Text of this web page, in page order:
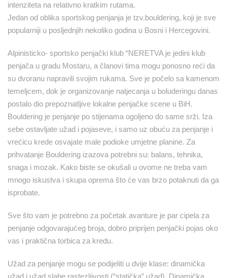
intenziteta na relativno kratkim rutama.
Jedan od oblika sportskog penjanja je tzv.bouldering, koji je sve
popularniji u posljednjih nekoliko godina u Bosni i Hercegovini.
Alpinisticko- sportsko penjački klub “NERETVA je jedini klub
penjača u gradu Mostaru, a članovi tima mogu ponosno reći da
su dvoranu napravili svojim rukama. Sve je počelo sa kamenom
temeljcem, dok je organizovanje natjecanja u boluderingu danas
postalo dio prepoznatljive lokalne penjačke scene u BiH.
Bouldering je penjanje po stijenama ogoljeno do same srži. Iza
sebe ostavljate užad i pojaseve, i samo uz obuću za penjanje i
vrećicu krede osvajate male podioke umjetne planine. Za
prihvatanje Bouldering izazova potrebni su: balans, tehnika,
snaga i mozak. Kako biste se okušali u ovome ne treba vam
mnogo iskustva i skupa oprema što će vas brzo potaknuti da ga
isprobate.
Sve što vam je potrebno za početak avanture je par cipela za
penjanje odgovarajućeg broja, dobro priprijen penjački pojas oko
vas i praktična torbica za kredu.
Užad za penjanje mogu se podijeliti u dvije klase: dinamička